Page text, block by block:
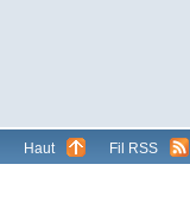
Haut Fil RSS